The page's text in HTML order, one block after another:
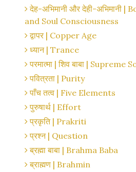
देह-अभिमानी और देही-अभिमानी
and Soul Consciousness
द्वापर | Copper Age
ध्यान | Trance
परमात्मा | शिव बाबा | Supreme
पवित्रता | Purity
पाँच तत्व | Five Elements
पुरुषार्थ | Effort
प्रकृति | Prakriti
प्रश्न | Question
ब्रह्मा बाबा | Brahma Baba
ब्राह्मण | Brahmin